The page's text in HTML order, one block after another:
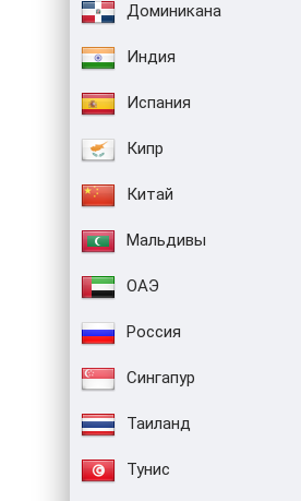
Доминикана
Индия
Испания
Кипр
Китай
Мальдивы
ОАЭ
Россия
Сингапур
Таиланд
Тунис